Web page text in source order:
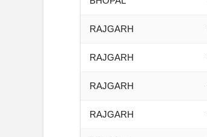
RAJGARH
RAJGARH
RAJGARH
RAJGARH